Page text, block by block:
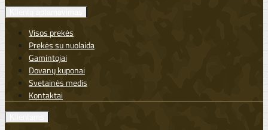
Visos prekės
Prekės su nuolaida
Gamintojai
Dovanų kuponai
Svetainės medis
Kontaktai